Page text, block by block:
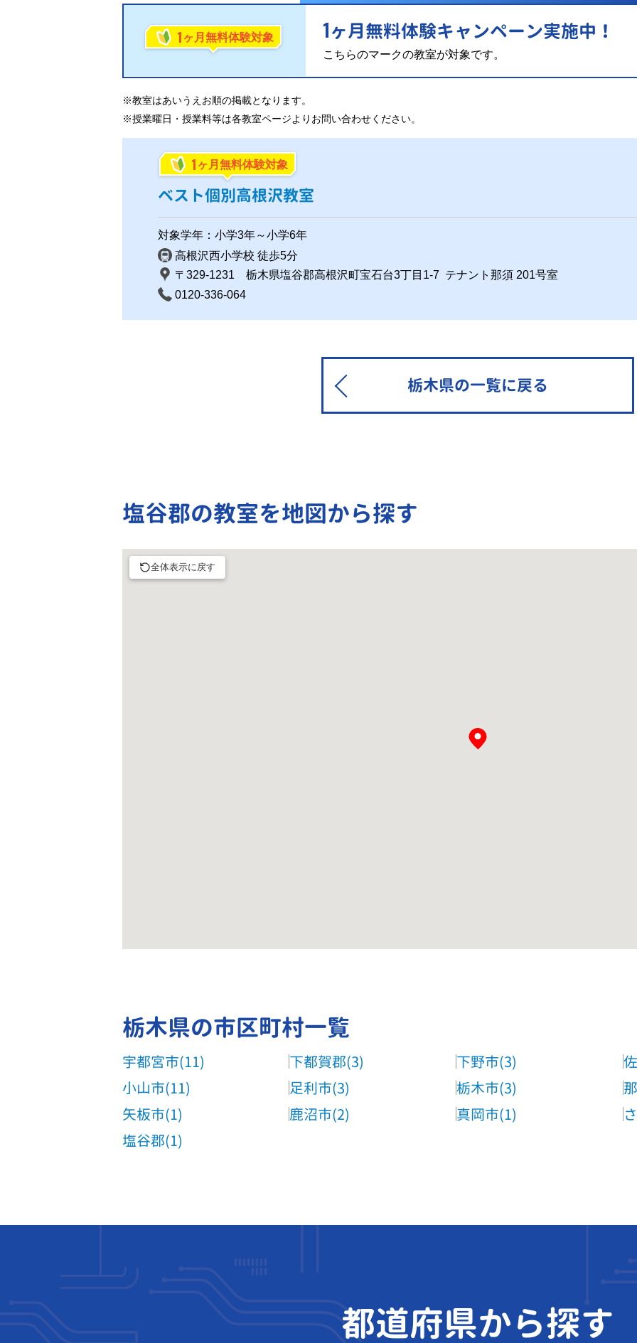
1 ヶ月無料体験対象 1ヶ月無料体験キャンペーン実施中！
こちらのマークの教室が対象です。
※教室はあいうえお順の掲載となります。
※授業曜日・授業料等は各教室ページよりお問い合わせください。
1 ヶ月無料体験対象
ベスト個別高根沢教室
対象学年：小学3年～小学6年
高根沢西小学校 徒歩5分
〒329-1231 栃木県塩谷郡高根沢町宝石台3丁目1-7 テナント那須 201号室
0120-336-064
栃木県の一覧に戻る
塩谷郡の教室を地図から探す
全体表示に戻す
栃木県の市区町村一覧
宇都宮市(11) 下都賀郡(3) 下野市(3)
小山市(11)
足利市(3) 栃木市(3)
矢板市(1)
鹿沼市(2) 真岡市(1)
塩谷郡(1)
都道府県から探す